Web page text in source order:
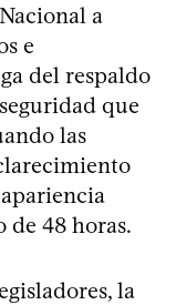
a
e
del respaldo
que
las
de 48 horas.
la